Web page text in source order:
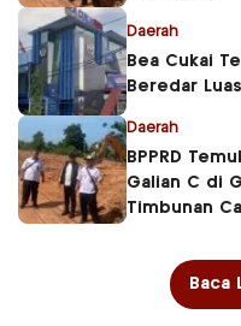
Daerah
Bea Cukai
Beredar
Daerah
BPPRD
Galian C di
Timbunan
Baca